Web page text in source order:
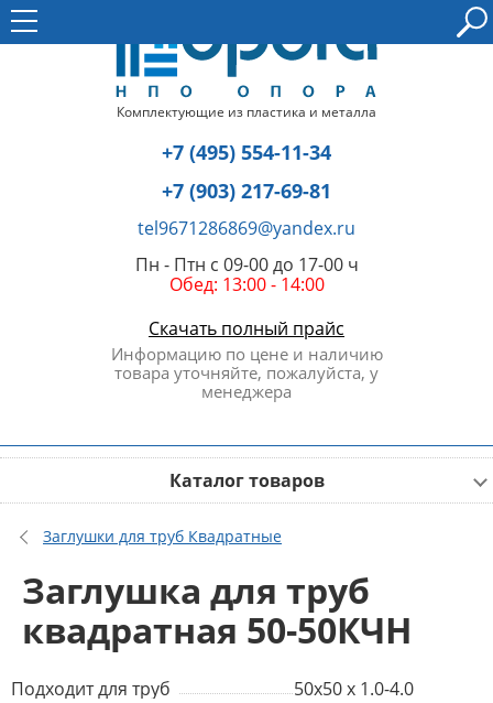
Комплектующие из пластика и металла
+7 (495) 554-11-34
+7 (903) 217-69-81
tel9671286869@yandex.ru
Пн - Птн с 09-00 до 17-00 ч
Обед: 13:00 - 14:00
Скачать полный прайс
Информацию по цене и наличию
товара уточняйте, пожалуйста, у
менеджера
Каталог товаров
Заглушки для труб Квадратные
Заглушка для труб
квадратная 50-50КЧН
Подходит для труб
50x50 x 1.0-4.0